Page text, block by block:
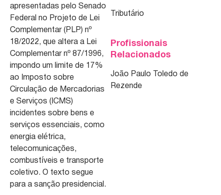
apresentadas pelo Senado
Federal no Projeto de Lei
Complementar (PLP) nº
18/2022, que altera a Lei
Complementar nº 87/1996,
impondo um limite de 17%
ao Imposto sobre
Circulação de Mercadorias
e Serviços (ICMS)
incidentes sobre bens e
serviços essenciais, como
energia elétrica,
telecomunicações,
combustíveis e transporte
coletivo. O texto segue
para a sanção presidencial.
Tributário
Profissionais
Relacionados
João Paulo Toledo de
Rezende